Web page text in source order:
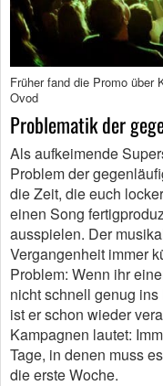
Früher fand die Promo
Ovod
Problematik der
Als aufkeimende
Problem der
die Zeit, die euch
einen Song
ausspielen. Der
Vergangenheit immer
Problem: Wenn ihr
nicht schnell genug
ist er schon wieder
Kampagnen lautet:
Tage, in denen muss
die erste Woche.